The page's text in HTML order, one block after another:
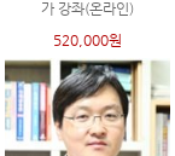
가 강좌(온라인)
520,000원